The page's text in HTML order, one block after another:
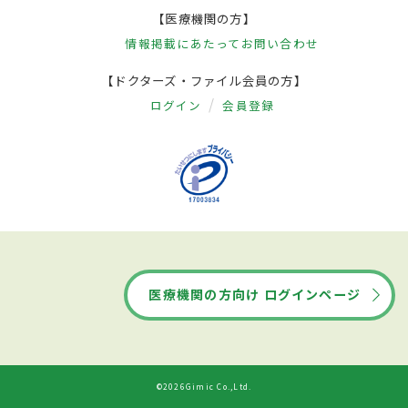
【医療機関の方】
情報掲載にあたって お問い合わせ
【ドクターズ・ファイル会員の方】
ログイン 会員登録
医療機関の方向け ログインページ
©2026Gimic Co.,Ltd.